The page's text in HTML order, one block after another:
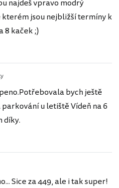
najdeš vpravo modrý
jsou nejbližší termíny k
8 kaček ;)
bych ještě
u letiště Vídeň na 6
díky.
Sice za 449, ale i tak super!